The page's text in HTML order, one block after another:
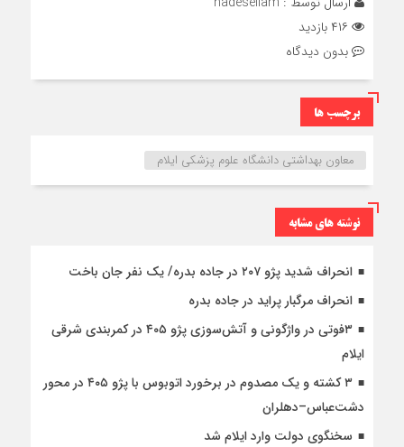
بدون دیدگاه
برچسب ها
معاون بهداشتی دانشگاه علوم پزشکی ایلام
نوشته های مشابه
انحراف شدید پژو ۲۰۷ در جاده بدره/ یک نفر جان باخت
انحراف مرگبار پراید در جاده بدره
۳فوتی در واژگونی و آتش‌سوزی پژو ۴۰۵ در کمربندی شرقی
ایلام
۳ کشته و یک مصدوم در برخورد اتوبوس با پژو ۴۰۵ در محور
دشت‌عباس–دهلران
سخنگوی دولت وارد ایلام شد